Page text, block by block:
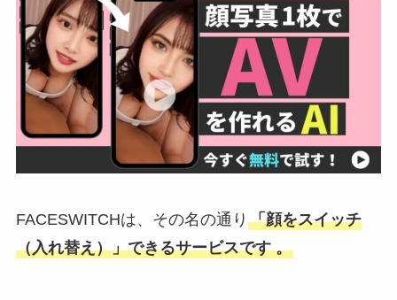
FACESWITCHは、その名の通り 「顔をスイッチ
（入れ替え）」できるサービスです 。